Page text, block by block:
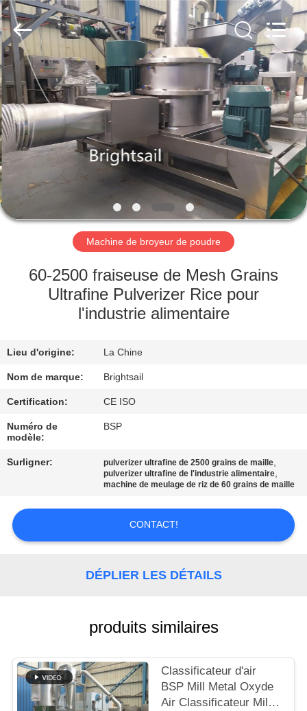
MAISON
PRODUITS
VIDÉOS
AU
SUJET
NOUS
L'USINE
CONTRÔLE
DE
QUALITÉ
CONTACTEZ-
NOUS
DU
SITE
2026
Jiangyin
Brightsail
Machinery
Co.,Ltd..
All
Rights
Reserved.
Machine de broyeur de poudre
60-2500 fraiseuse de Mesh Grains
Ultrafine Pulverizer Rice pour
l'industrie alimentaire
Lieu d'origine: La Chine
Nom de marque: Brightsail
Certification: CE ISO
Numéro de
modèle:
BSP
Surligner: pulverizer ultrafine de 2500 grains de maille,
pulverizer ultrafine de l'industrie alimentaire,
machine de meulage de riz de 60 grains de maille
CONTACT!
DÉPLIER LES DÉTAILS
produits similaires
Classificateur d'air
BSP Mill Metal Oxyde
Air Classificateur Mill